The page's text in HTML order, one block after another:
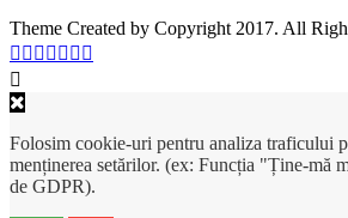
Theme Created by Copyright 2017. All
Folosim cookie-uri pentru analiza traficului
menținerea setărilor. (ex: Funcția "Ține-mă
de GDPR).